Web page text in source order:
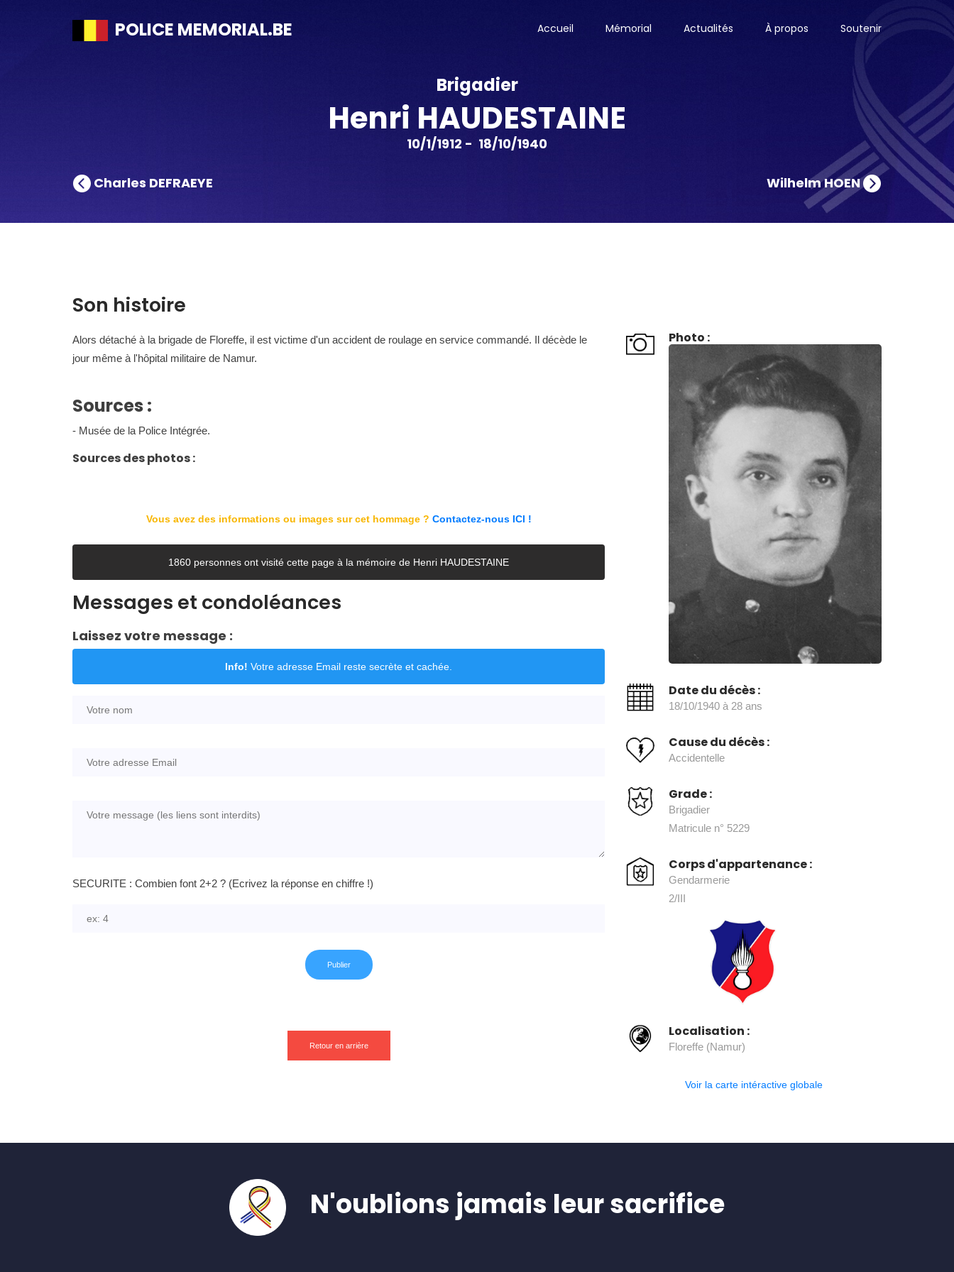
POLICE MEMORIAL.BE Accueil Mémorial Actualités À propos Soutenir
Brigadier
Henri HAUDESTAINE
10/1/1912 - 18/10/1940
Charles DEFRAEYE Wilhelm HOEN
Son histoire
Alors détaché à la brigade de Floreffe, il est victime d'un accident de roulage en service commandé. Il décède le
jour même à l'hôpital militaire de Namur.
Sources :
- Musée de la Police Intégrée.
Sources des photos :
Vous avez des informations ou images sur cet hommage ? Contactez-nous ICI !
1860 personnes ont visité cette page à la mémoire de Henri HAUDESTAINE
Messages et condoléances
Laissez votre message :
Info! Votre adresse Email reste secrète et cachée.
SECURITE : Combien font 2+2 ? (Ecrivez la réponse en chiffre !)
Retour en arrière
Photo :
Date du décès :
18/10/1940 à 28 ans
Cause du décès :
Accidentelle
Grade :
Brigadier
Matricule n° 5229
Corps d'appartenance :
Gendarmerie
2/III
Localisation :
Floreffe (Namur)
Voir la carte intéractive globale
N'oublions jamais leur sacrifice